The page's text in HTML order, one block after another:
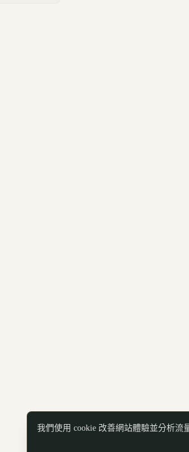
我們使用 cookie 改善網站體驗並分析流